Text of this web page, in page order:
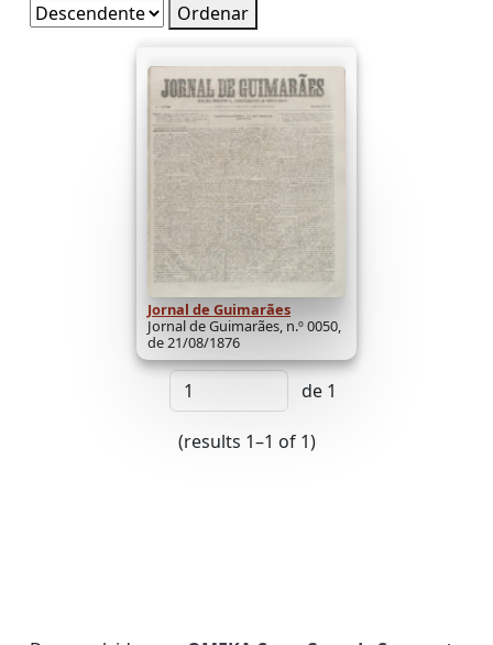
Ordenar
Jornal de Guimarães
Jornal de Guimarães, n.º 0050,
de 21/08/1876
de 1
(results 1–1 of 1)